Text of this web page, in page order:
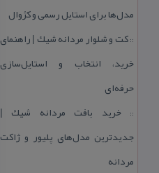
مدل‌ها برای استایل رسمی و كژوال
::كت و شلوار مردانه شیك | راهنمای
خرید، انتخاب و استایل‌سازی
حرفه‌ای
::خرید بافت مردانه شیك |
جدیدترین مدل‌های پلیور و ژاكت
مردانه